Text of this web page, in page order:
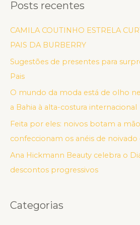
Posts recentes
CAMILA COUTINHO ESTRELA
PAIS DA BURBERRY
Sugestões de presentes para
Pais
O mundo da moda está de olho
a Bahia à alta-costura internacional
Feita por eles: noivos botam a
confeccionam os anéis de noivado
Ana Hickmann Beauty celebra o
descontos progressivos
Categorias